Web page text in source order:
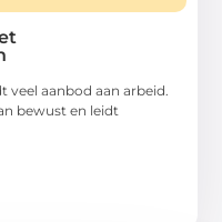
veel aanbod aan arbeid.
bewust en leidt